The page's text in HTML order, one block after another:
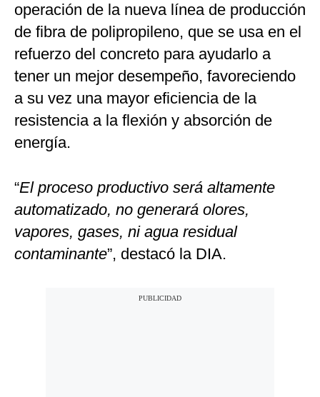
operación de la nueva línea de producción
de fibra de polipropileno, que se usa en el
refuerzo del concreto para ayudarlo a
tener un mejor desempeño, favoreciendo
a su vez una mayor eficiencia de la
resistencia a la flexión y absorción de
energía.
“El proceso productivo será altamente
automatizado, no generará olores,
vapores, gases, ni agua residual
contaminante”, destacó la DIA.